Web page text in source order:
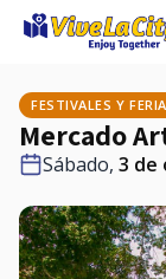
FESTIVALES Y
Mercado
Sábado, 3 de